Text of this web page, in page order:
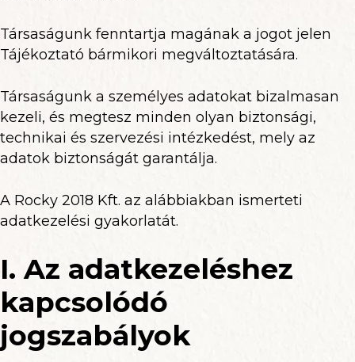
Társaságunk fenntartja magának a jogot jelen
Tájékoztató bármikori megváltoztatására.
Társaságunk a személyes adatokat bizalmasan
kezeli, és megtesz minden olyan biztonsági,
technikai és szervezési intézkedést, mely az
adatok biztonságát garantálja.
A Rocky 2018 Kft. az alábbiakban ismerteti
adatkezelési gyakorlatát.
I. Az adatkezeléshez
kapcsolódó
jogszabályok